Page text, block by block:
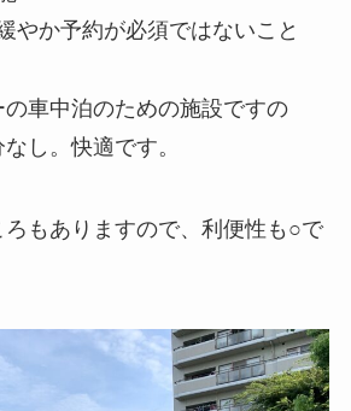
やか予約が必須ではないこと
車中泊のための施設ですの
し。快適です。
もありますので、利便性も○で